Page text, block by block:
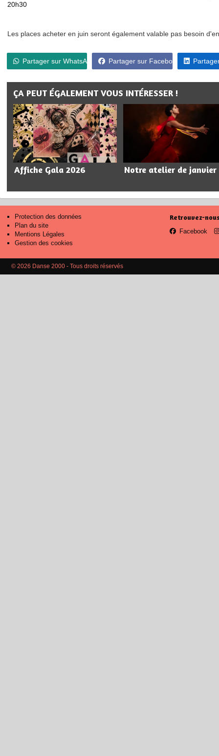
20h30
Les places acheter en juin seront également valable pas besoin
Partager sur WhatsApp Partager sur Facebook
ÇA PEUT ÉGALEMENT VOUS INTÉRESSER !
Affiche Gala 2026 Notre atelier de janvier
Protection des données
Plan du site
Mentions Légales
Gestion des cookies
Retrouvez-
Facebook
© 2026 Danse 2000 - Tous droits réservés